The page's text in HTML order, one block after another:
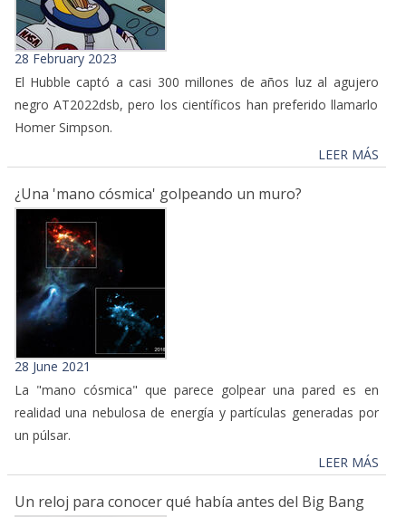
28 February 2023
El Hubble captó a casi 300 millones de años luz al agujero
negro AT2022dsb, pero los científicos han preferido llamarlo
Homer Simpson.
LEER MÁS
¿Una 'mano cósmica' golpeando un muro?
28 June 2021
La "mano cósmica" que parece golpear una pared es en
realidad una nebulosa de energía y partículas generadas por
un púlsar.
LEER MÁS
Un reloj para conocer qué había antes del Big Bang